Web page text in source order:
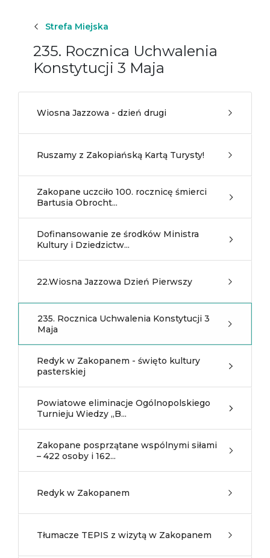
Strefa Miejska
235. Rocznica Uchwalenia
Konstytucji 3 Maja
Wiosna Jazzowa - dzień drugi
Ruszamy z Zakopiańską Kartą Turysty!
Zakopane uczciło 100. rocznicę śmierci
Bartusia Obrocht...
Dofinansowanie ze środków Ministra
Kultury i Dziedzictw...
22.Wiosna Jazzowa Dzień Pierwszy
235. Rocznica Uchwalenia Konstytucji 3
Maja
Redyk w Zakopanem - święto kultury
pasterskiej
Powiatowe eliminacje Ogólnopolskiego
Turnieju Wiedzy „B...
Zakopane posprzątane wspólnymi siłami
– 422 osoby i 162...
Redyk w Zakopanem
Tłumacze TEPIS z wizytą w Zakopanem